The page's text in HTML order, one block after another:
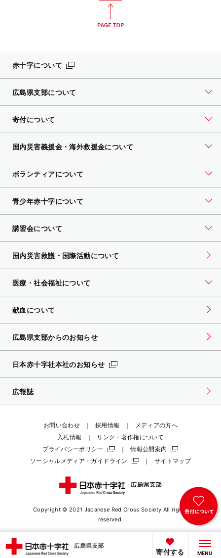
寄付する MENU
赤十字について
広島県支部について
寄付について
国内災害義援金・海外救援金について
ボランティアについて
青少年赤十字について
講習会について
国内災害救護・国際活動について
医療・社会福祉について
献血について
広島県支部からのお知らせ
日本赤十字社本社のお知らせ
広報誌
お問い合わせ 採用情報
メディアの方へ
入札情報
リンク・著作権について
プライバシーポリシー
情報公開案内
ソーシャルメディア・ガイドライン
サイトマップ
Copyright © 2021 Japanese Red Cross Society All rights
reserved.